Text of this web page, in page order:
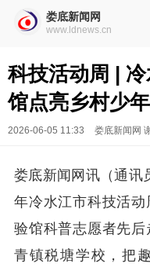
娄底新闻网
www.ldnews.cn
科技活动周 |
馆点亮乡村少
2026-06-05 11:33 娄底新闻网
娄底新闻网讯（通讯
年冷水江市科技活
验馆科普志愿者先
青镇税塘学校，把